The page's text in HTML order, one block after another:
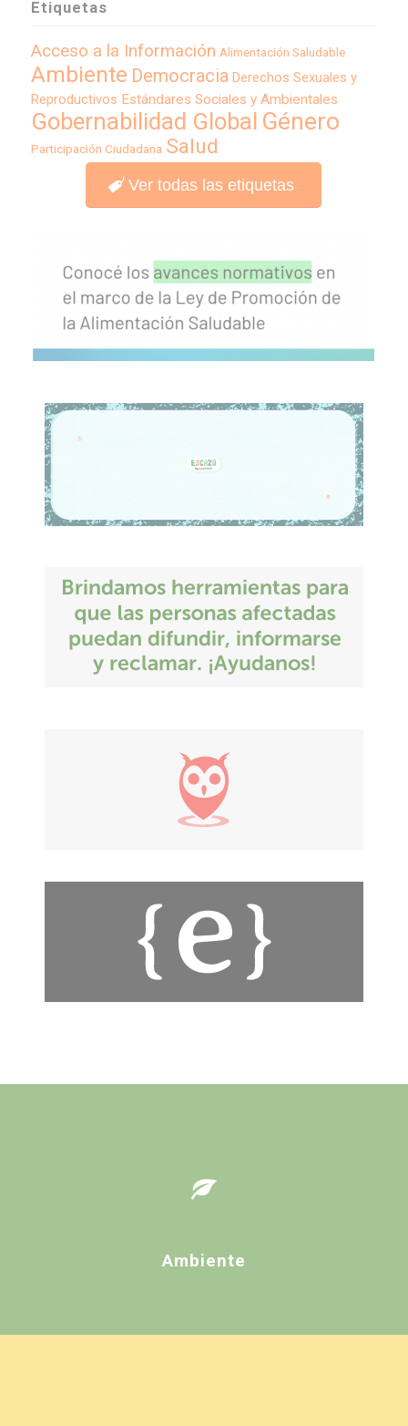
Etiquetas
Acceso a la Información Alimentación Saludable
Ambiente Democracia Derechos Sexuales y
Reproductivos Estándares Sociales y Ambientales
Gobernabilidad Global Género
Participación Ciudadana Salud
Ver todas las etiquetas
Ambiente